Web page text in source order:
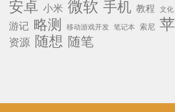
安卓 小米 微软 手机 教程 文化
游记 略测 移动游戏开发 笔记本 索尼
资源 随想 随笔